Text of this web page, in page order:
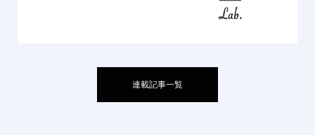
連載記事一覧